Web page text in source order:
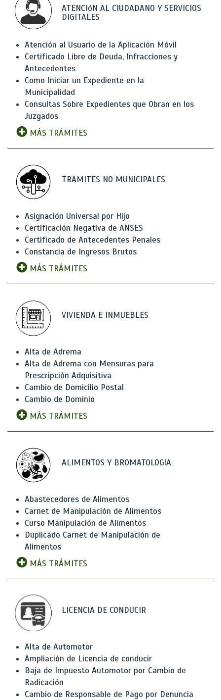
ATENCIóN AL CIUDADANO Y SERVICIOS
DIGITALES
Atención al Usuario de la Aplicación Móvil
Certificado Libre de Deuda, Infracciones y
Antecedentes
Como Iniciar un Expediente en la
Municipalidad
Consultas Sobre Expedientes que Obran en los
Juzgados
MÁS TRÁMITES
TRAMITES NO MUNICIPALES
Asignación Universal por Hijo
Certificación Negativa de ANSES
Certificado de Antecedentes Penales
Constancia de Ingresos Brutos
MÁS TRÁMITES
VIVIENDA E INMUEBLES
Alta de Adrema
Alta de Adrema con Mensuras para
Prescripción Adquisitiva
Cambio de Domicilio Postal
Cambio de Dominio
MÁS TRÁMITES
ALIMENTOS Y BROMATOLOGíA
Abastecedores de Alimentos
Carnet de Manipulación de Alimentos
Curso Manipulación de Alimentos
Duplicado Carnet de Manipulación de
Alimentos
MÁS TRÁMITES
LICENCIA DE CONDUCIR
Alta de Automotor
Ampliación de Licencia de conducir
Baja de Impuesto Automotor por Cambio de
Radicación
Cambio de Responsable de Pago por Denuncia